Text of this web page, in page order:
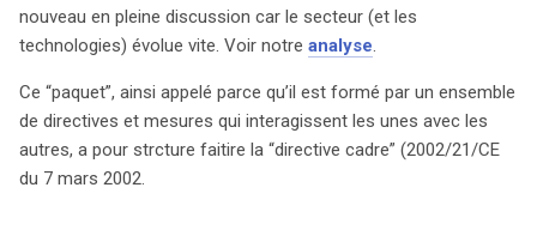
services purement liés à la fourniture de contenus. Un
cas emblématique est celui de Skype, qui offre une
des numéros fixes ou mobiles via Internet. Cependant,
Skype a longtemps contesté son statut d’opérateur de
service de communications électroniques, refusant de
se conformer aux obligations réglementaires. Ce litige a
nouveau en pleine discussion car le secteur (et les
technologies) évolue vite. Voir notre analyse.
Ce “paquet”, ainsi appelé parce qu’il est formé par un ensemble
de directives et mesures qui interagissent les unes avec les
autres, a pour strcture faitire la “directive cadre” (2002/21/CE
du 7 mars 2002.